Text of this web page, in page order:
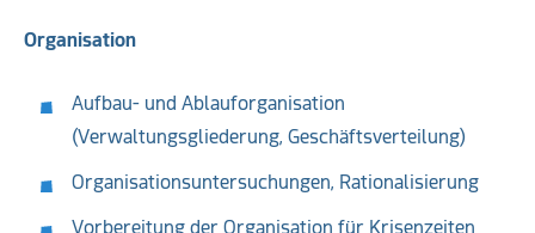
Organisation
Aufbau- und Ablauforganisation
(Verwaltungsgliederung, Geschäftsverteilung)
Organisationsuntersuchungen, Rationalisierung
Vorbereitung der Organisation für Krisenzeiten